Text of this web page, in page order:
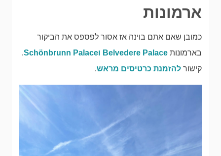
ארמונות
כמובן שאם אתם בוינה אז אסור לפספס את הביקור
בארמונות
.
קישור להזמנת כרטיסים מראש.